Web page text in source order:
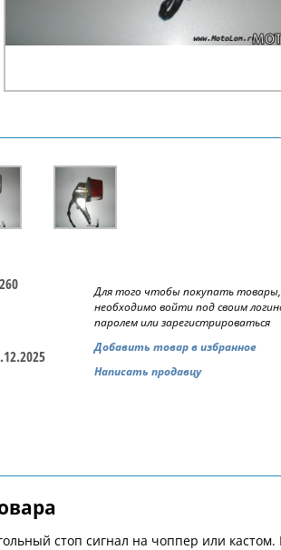
Для того чтобы покупать товары,
необходимо войти под своим
паролем или зарегистрироваться
Добавить товар в избранное
Написать продавцу
стоп сигнал на чоппер или